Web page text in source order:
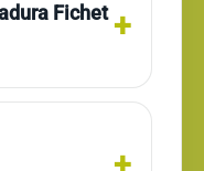
Fichet